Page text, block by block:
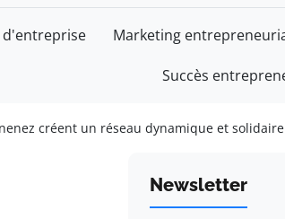
d'entreprise Marketing
Succès
créent un réseau dynamique et
Newsletter